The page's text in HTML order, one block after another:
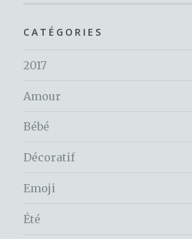
CATÉGORIES
2017
Amour
Bébé
Décoratif
Emoji
Été